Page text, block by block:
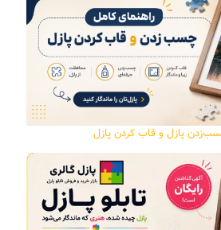
پازل و قاب کردن پازل